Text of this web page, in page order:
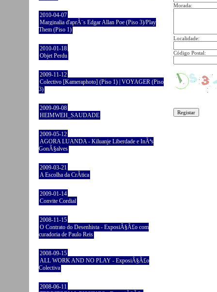
2010-04-07
Marginalia d'aprÃ¨s Edgar Allan Poe (Piso 3)/Play
Them (Piso 1)
2010-01-18
Objet Perdu
2009-11-12
Colectivo [Kameraphoto] (Piso 1) | VOYAGER (Piso
3)
2009-09-08
HEIMWEH_SAUDADE
2009-05-12
AGORA LUANDA - Kiluanje Liberdade e InÃªs
GonÃ§alves
2009-03-21
A Escolha da CrÃ­tica
2009-01-14
Convite Cordial
2008-11-15
O Contrato do Desenhista - ExposiÃ§Ã£o com
curadoria de Paulo Reis
2008-09-15
ALL WORK AND NO PLAY - ExposiÃ§Ã£o
Colectiva
2008-06-11
Morada:
Localidade:
Código Postal: